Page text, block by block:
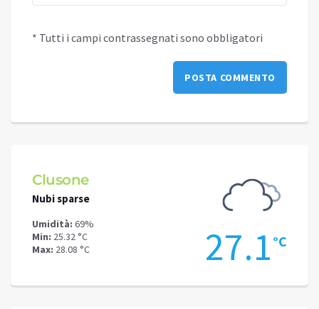
* Tutti i campi contrassegnati sono obbligatori
Clusone
Nubi sparse
Umidità: 69%
Min: 25.32 °C
Max: 28.08 °C 27.1 °C